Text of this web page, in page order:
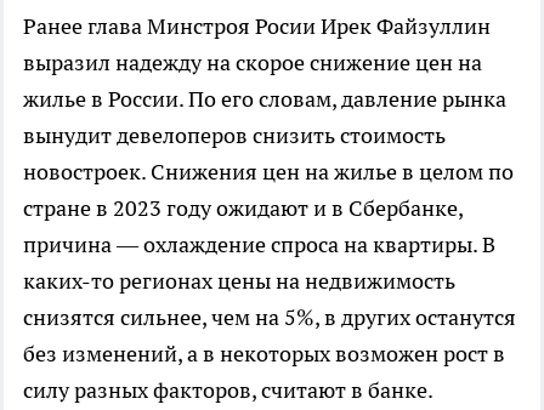
Ранее глава Минстроя Росии Ирек Файзуллин
выразил надежду на скорое снижение цен на
жилье в России. По его словам, давление рынка
вынудит девелоперов снизить стоимость
новостроек. Снижения цен на жилье в целом по
стране в 2023 году ожидают и в Сбербанке,
причина — охлаждение спроса на квартиры. В
каких-то регионах цены на недвижимость
снизятся сильнее, чем на 5%, в других останутся
без изменений, а в некоторых возможен рост в
силу разных факторов, считают в банке.